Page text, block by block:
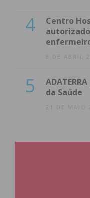
4
Centro
8 DE ABRIL
5
da Saúde
21 DE MAIO